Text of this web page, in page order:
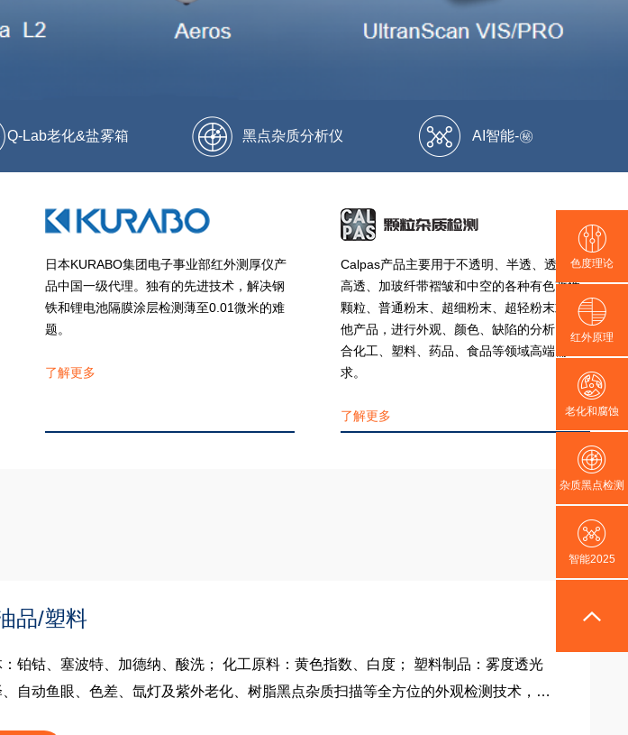
Q-Lab老化&盐雾箱 黑点杂质分析仪 AI智能-㊙
日本KURABO集团电子事业部红外测厚仪产
品中国一级代理。独有的先进技术，解决钢
铁和锂电池隔膜涂层检测薄至0.01微米的难
题。
了解更多
Calpas产品主要用于不透明、半透、透明及
高透、加玻纤带褶皱和中空的各种有色改性
颗粒、普通粉末、超细粉末、超轻粉末或其
他产品，进行外观、颜色、缺陷的分析。适
合化工、塑料、药品、食品等领域高端需
求。
了解更多
品/塑料
铂钴、塞波特、加德纳、酸洗； 化工原料：黄色指数、白度； 塑料制品：雾度透光
自动鱼眼、色差、氙灯及紫外老化、树脂黑点杂质扫描等全方位的外观检测技术，找
色度理论
红外原理
老化和腐蚀
杂质黑点检测
智能2025